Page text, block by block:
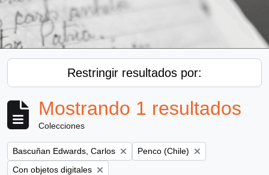
Restringir resultados por:
Mostrando 1 resultados
Colecciones
Remove filter:
Bascuñan Edwards, Carlos Remove filter:
Penco (Chile)
Remove filter:
Con objetos digitales